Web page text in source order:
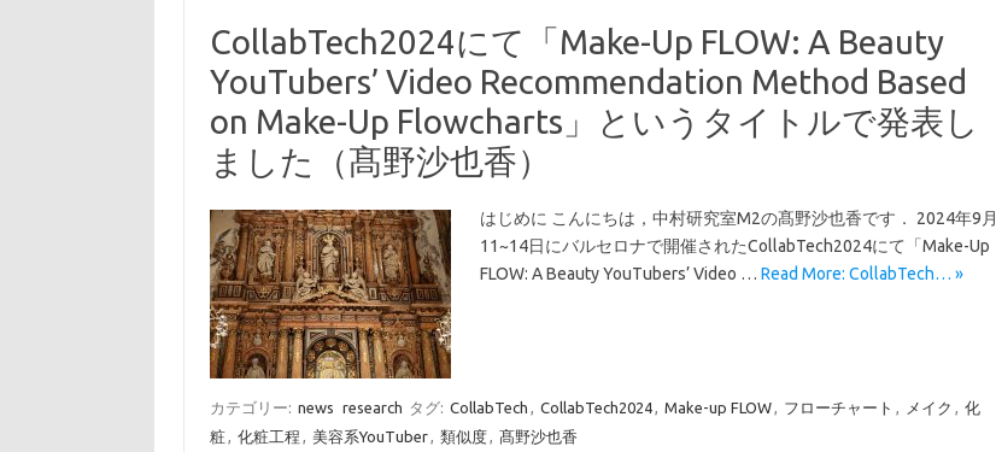
CollabTech2024にて「Make-Up FLOW: A Beauty
YouTubers’ Video Recommendation Method Based
on Make-Up Flowcharts」というタイトルで発表し
ました（髙野沙也香）
はじめに こんにちは，中村研究室M2の髙野沙也香です． 2024年9月
11~14日にバルセロナで開催されたCollabTech2024にて「Make-Up
FLOW: A Beauty YouTubers’ Video … Read More: CollabTech… »
カテゴリー: news research タグ: CollabTech , CollabTech2024, Make-up FLOW, フローチャート , メイク , 化
粧, 化粧工程 , 美容系YouTuber, 類似度, 髙野沙也香